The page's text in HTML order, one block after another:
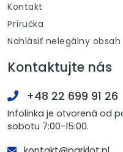
Kontakt
Príručka
Nahlásiť nelegálny obsah
Kontaktujte nás
+48 22 699 91 26
Infolinka je otvorená od
sobotu 7:00-15:00.